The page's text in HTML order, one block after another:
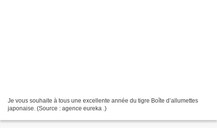
Je vous souhaite à tous une excellente année du tigre Boîte d’allumettes
japonaise. (Source : agence eureka .)